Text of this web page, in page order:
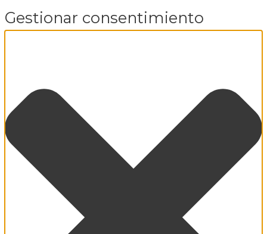
Gestionar consentimiento